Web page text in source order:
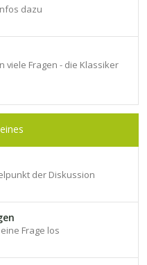
dazu
viele Fragen - die Klassiker
der Diskussion
Frage los